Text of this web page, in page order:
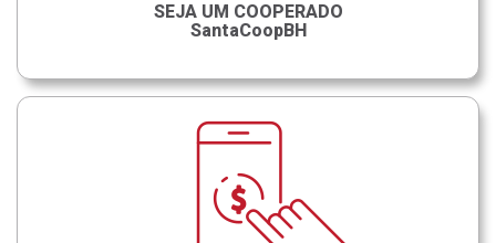
SEJA UM COOPERADO
SantaCoopBH